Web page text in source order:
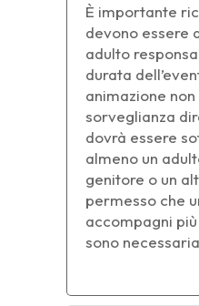
È importante
devono essere
adulto
durata
animazione
sorveglianza
dovrà essere
almeno un
genitore o un
permesso che
accompagni
sono